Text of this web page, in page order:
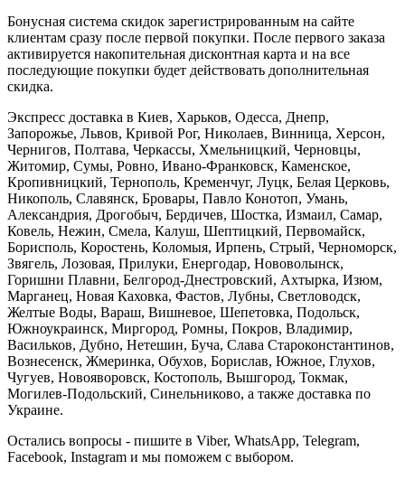
Бонусная система скидок зарегистрированным на сайте
клиентам сразу после первой покупки. После первого заказа
активируется накопительная дисконтная карта и на все
последующие покупки будет действовать дополнительная
скидка.
Экспресс доставка в Киев, Харьков, Одесса, Днепр,
Запорожье, Львов, Кривой Рог, Николаев, Винница, Херсон,
Чернигов, Полтава, Черкассы, Хмельницкий, Черновцы,
Житомир, Сумы, Ровно, Ивано-Франковск, Каменское,
Кропивницкий, Тернополь, Кременчуг, Луцк, Белая Церковь,
Никополь, Славянск, Бровары, Павло Конотоп, Умань,
Александрия, Дрогобыч, Бердичев, Шостка, Измаил, Самар,
Ковель, Нежин, Смела, Калуш, Шептицкий, Первомайск,
Борисполь, Коростень, Коломыя, Ирпень, Стрый, Черноморск,
Звягель, Лозовая, Прилуки, Енергодар, Нововолынск,
Горишни Плавни, Белгород-Днестровский, Ахтырка, Изюм,
Марганец, Новая Каховка, Фастов, Лубны, Светловодск,
Желтые Воды, Вараш, Вишневое, Шепетовка, Подольск,
Южноукраинск, Миргород, Ромны, Покров, Владимир,
Васильков, Дубно, Нетешин, Буча, Слава Староконстантинов,
Вознесенск, Жмеринка, Обухов, Борислав, Южное, Глухов,
Чугуев, Новояворовск, Костополь, Вышгород, Токмак,
Могилев-Подольский, Синельниково, а также доставка по
Украине.
Остались вопросы - пишите в Viber, WhatsApp, Telegram,
Facebook, Instagram и мы поможем с выбором.